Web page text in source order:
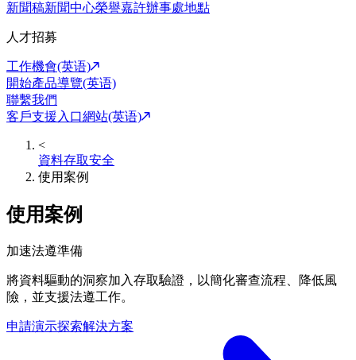
新聞稿新聞中心榮譽嘉許辦事處地點
人才招募
工作機會(英语)
開始產品導覽(英语)
聯繫我們
客戶支援入口網站(英语)
<
資料存取安全
使用案例
使用案例
加速法遵準備
將資料驅動的洞察加入存取驗證，以簡化審查流程、降低風
險，並支援法遵工作。
申請演示探索解決方案